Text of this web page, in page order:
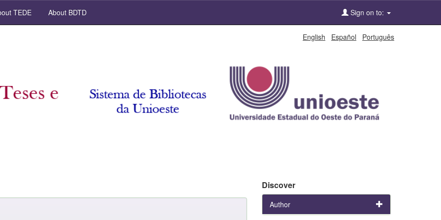
TEDE About BDTD Sign on to:
English Español Português
Discover
Author